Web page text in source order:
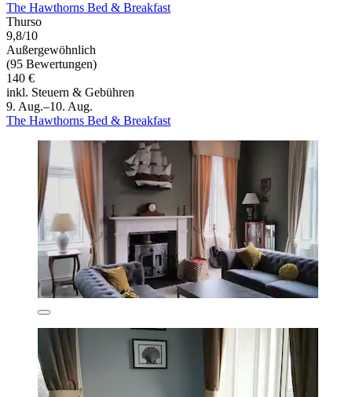
The Hawthorns Bed & Breakfast
Thurso
9,8/10
Außergewöhnlich
(95 Bewertungen)
140 €
inkl. Steuern & Gebühren
9. Aug.–10. Aug.
The Hawthorns Bed & Breakfast